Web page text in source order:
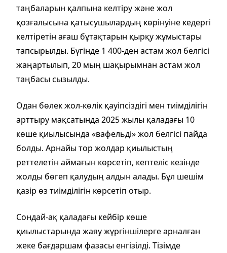
таңбаларын қалпына келтіру және жол
қозғалысына қатысушылардың көрінуіне кедергі
келтіретін ағаш бұтақтарын қырқу жұмыстары
тапсырылды. Бүгінде 1 400-ден астам жол белгісі
жаңартылып, 20 мың шақырымнан астам жол
таңбасы сызылды.
Одан бөлек жол-көлік қауіпсіздігі мен тиімділігін
арттыру мақсатында 2025 жылы қаладағы 10
көше қиылысында «вафельді» жол белгісі пайда
болды. Арнайы тор жолдар қиылыстың
реттелетін аймағын көрсетіп, кептеліс кезінде
жолды бөгеп қалудың алдын алады. Бұл шешім
қазір өз тиімділігін көрсетіп отыр.
Сондай-ақ қаладағы кейбір көше
қиылыстарында жаяу жүргіншілерге арналған
жеке бағдаршам фазасы енгізілді. Тізімде